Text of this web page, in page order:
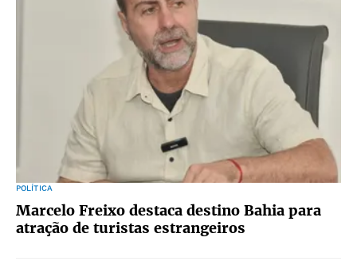
POLÍTICA
Marcelo Freixo destaca destino Bahia para
atração de turistas estrangeiros